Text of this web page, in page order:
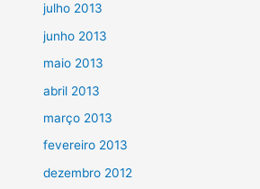
julho 2013
junho 2013
maio 2013
abril 2013
março 2013
fevereiro 2013
dezembro 2012